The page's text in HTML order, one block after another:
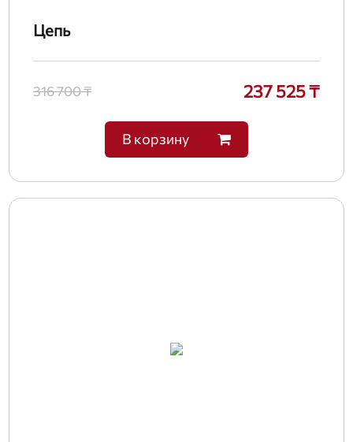
Цепь
316 700 ₸ 237 525 ₸
В корзину